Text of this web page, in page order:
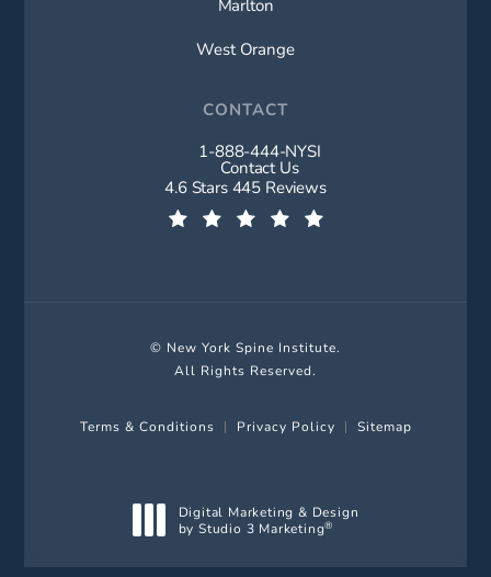
Marlton
West Orange
CONTACT
Call New York Spine Institute on
1-888-444-NYSI
Contact Us
New York Spine Institute reviews:
4.6 Stars 445 Reviews
© New York Spine Institute.
All Rights Reserved.
Terms & Conditions Privacy Policy Sitemap
Digital Marketing & Design
by Studio 3 Marketing®